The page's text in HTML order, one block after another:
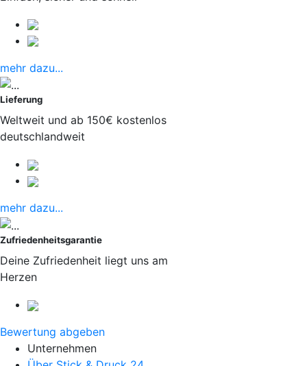
mehr dazu...
Lieferung
Weltweit und ab 150€ kostenlos
deutschlandweit
mehr dazu...
Zufriedenheitsgarantie
Deine Zufriedenheit liegt uns am
Herzen
Bewertung abgeben
Unternehmen